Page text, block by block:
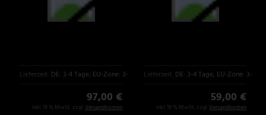
Lieferzeit: DE: 3-4 Tage, EU-Zone: 3-6 Tage
97,00 €
inkl. 19 % MwSt. zzgl. Versandkosten
Lieferzeit: DE: 3-4 Tage, EU-Zone: 3-6
59,00 €
inkl. 19 % MwSt. zzgl. Versandkosten